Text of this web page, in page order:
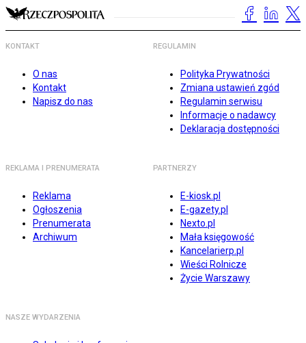
KONTAKT
O nas
Kontakt
Napisz do nas
REGULAMIN
Polityka Prywatności
Zmiana ustawień zgód
Regulamin serwisu
Informacje o nadawcy
Deklaracja dostępności
REKLAMA I PRENUMERATA
Reklama
Ogłoszenia
Prenumerata
Archiwum
PARTNERZY
E-kiosk.pl
E-gazety.pl
Nexto.pl
Mała księgowość
Kancelarierp.pl
Wieści Rolnicze
Życie Warszawy
NASZE WYDARZENIA